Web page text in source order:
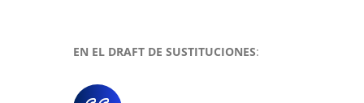
EN EL DRAFT DE SUSTITUCIONES: